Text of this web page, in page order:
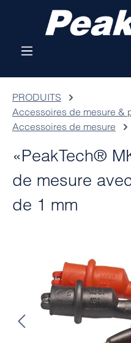
Passer au contenu principal
PRODUITS
Accessoires de mesure &
Accessoires de mesure
«PeakTech®
de mesure
de 1 mm
Ignorer la galerie d'images